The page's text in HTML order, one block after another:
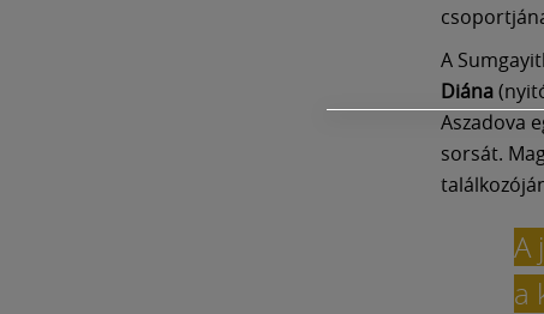
A
Diána
Aszadova
sorsát.
A
a